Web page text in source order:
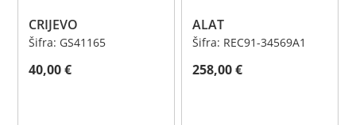
CRIJEVO
Šifra: GS41165
40,00€
ALAT
Šifra: REC91-34569A1
258,00€